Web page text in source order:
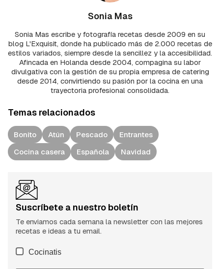
Sonia Mas
Sonia Mas escribe y fotografía recetas desde 2009 en su
blog L'Exquisit, donde ha publicado más de 2.000 recetas de
estilos variados, siempre desde la sencillez y la accesibilidad.
Afincada en Holanda desde 2004, compagina su labor
divulgativa con la gestión de su propia empresa de catering
desde 2014, convirtiendo su pasión por la cocina en una
trayectoria profesional consolidada.
Temas relacionados
Bonito Atún Pescado
Entrantes
Cocina casera
Española Navidad
Suscríbete a nuestro boletín
Te enviamos cada semana la newsletter con las mejores
recetas e ideas a tu email.
Cocinatis